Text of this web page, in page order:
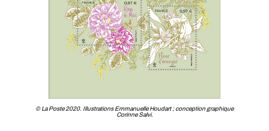
© La Poste 2020. Illustrations Emmanuelle Houdart ; conception graphique
Corinne Salvi.